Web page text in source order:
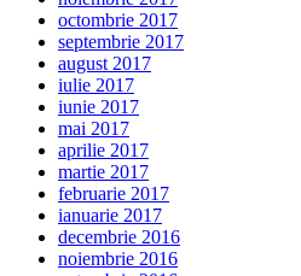
octombrie 2017
septembrie 2017
august 2017
iulie 2017
iunie 2017
mai 2017
aprilie 2017
martie 2017
februarie 2017
ianuarie 2017
decembrie 2016
noiembrie 2016